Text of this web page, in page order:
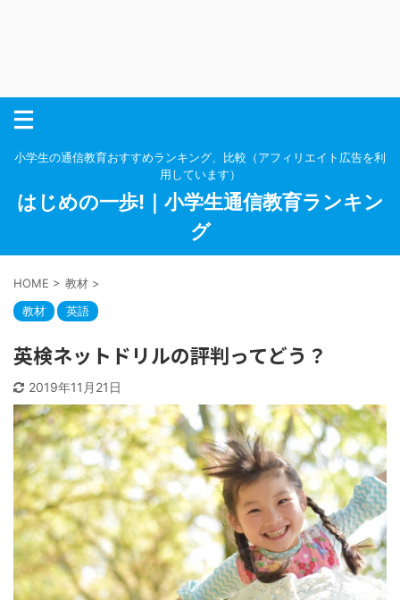
小学生の通信教育おすすめランキング、比較（アフィリエイト広告を利
用しています）
はじめの一歩!｜小学生通信教育ランキン
グ
HOME > 教材 >
教材
英語
英検ネットドリルの評判ってどう？
2019年11月21日